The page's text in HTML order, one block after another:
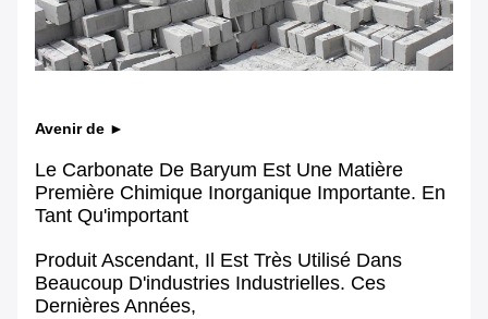
Avenir de ►
Le Carbonate De Baryum Est Une Matière
Première Chimique Inorganique Importante. En
Tant Qu'important
Produit Ascendant, Il Est Très Utilisé Dans
Beaucoup D'industries Industrielles. Ces
Dernières Années,